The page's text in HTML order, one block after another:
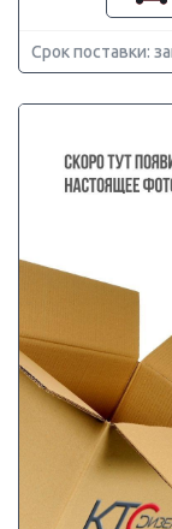
Срок поставки: